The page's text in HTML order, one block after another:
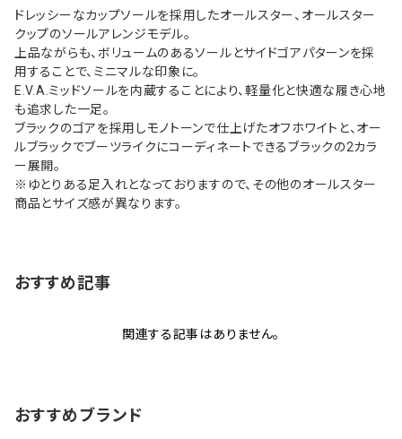
ドレッシーなカップソールを採用したオールスター、オールスター
クップのソールアレンジモデル。
上品ながらも、ボリュームのあるソールとサイドゴアパターンを採
用することで、ミニマルな印象に。
E.V.A.ミッドソールを内蔵することにより、軽量化と快適な履き心地
も追求した一足。
ブラックのゴアを採用しモノトーンで仕上げたオフホワイトと、オー
ルブラックでブーツライクにコーディネートできるブラックの2カラ
ー展開。
※ゆとりある足入れとなっておりますので、その他のオールスター
商品とサイズ感が異なります。
おすすめ記事
関連する記事はありません。
おすすめブランド